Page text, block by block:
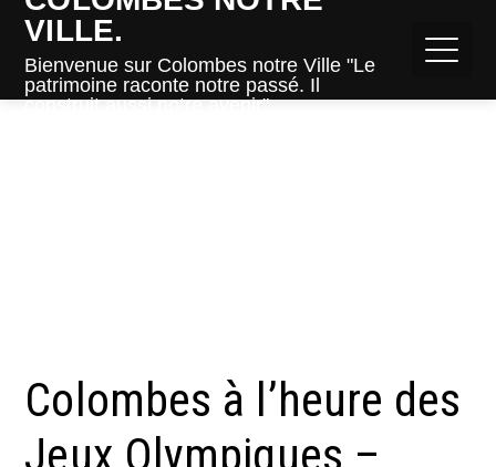
VILLE.
Bienvenue sur Colombes notre Ville "Le
patrimoine raconte notre passé. Il
construit aussi notre avenir".
Colombes à l’heure des
Jeux Olympiques –